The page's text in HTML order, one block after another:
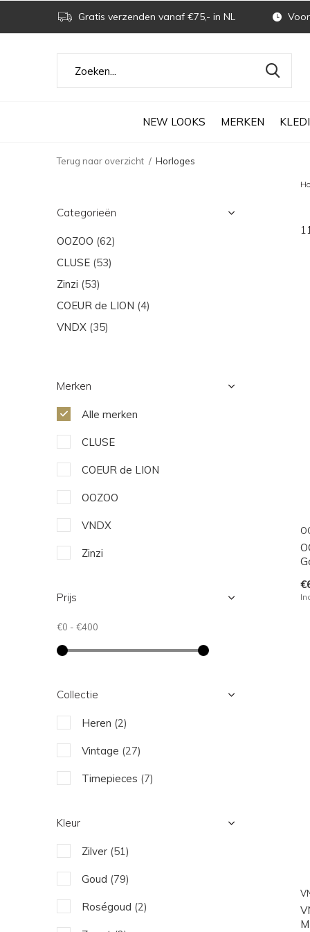
NEW LOOKS MERKEN
Gratis verzenden vanaf €75,- in NL
Terug naar overzicht Horloges
Categorieën
OOZOO (62)
CLUSE (53)
Zinzi (53)
COEUR de LION (4)
VNDX (35)
Merken
Alle merken
CLUSE
COEUR de LION
OOZOO
VNDX
Zinzi
Prijs
€0 - €400
Collectie
Heren (2)
Vintage (27)
Timepieces (7)
Kleur
Zilver (51)
Goud (79)
Roségoud (2)